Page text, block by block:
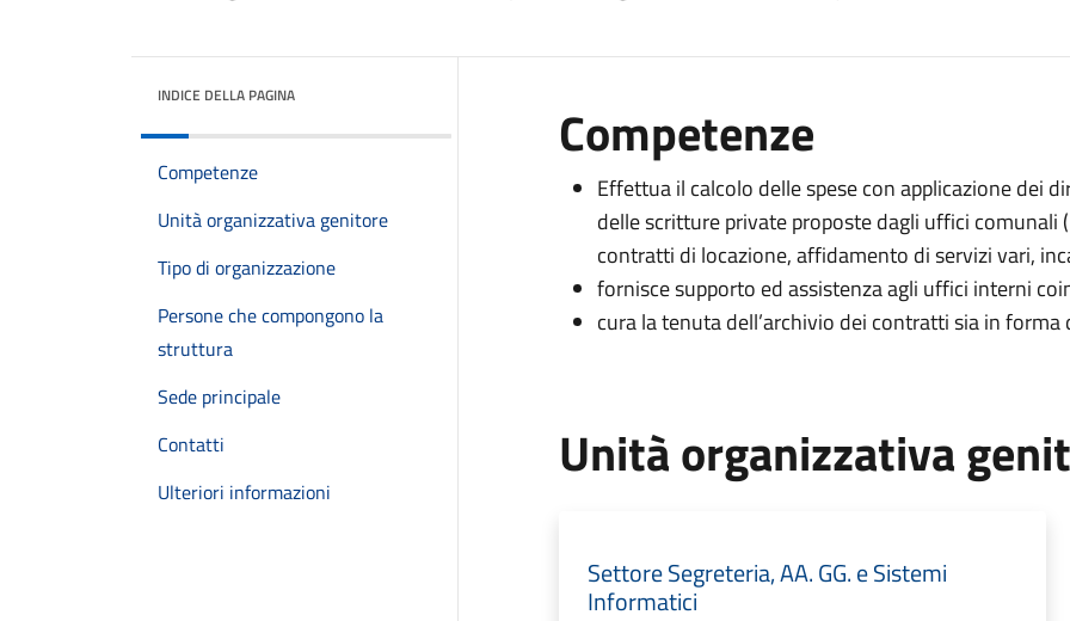
INDICE DELLA PAGINA
Competenze
Unità organizzativa genitore
Tipo di organizzazione
Persone che compongono la
struttura
Sede principale
Contatti
Ulteriori informazioni
Competenze
Effettua il calcolo delle spese con applicazione dei
delle scritture private proposte dagli uffici comunali
contratti di locazione, affidamento di servizi vari,
fornisce supporto ed assistenza agli uffici interni
cura la tenuta dell’archivio dei contratti sia in forma
Unità organizzativa
Settore Segreteria, AA. GG. e Sistemi
Informatici